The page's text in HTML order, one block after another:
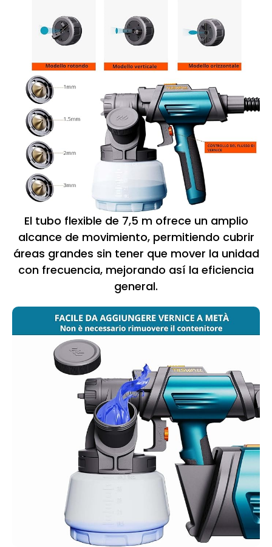
El tubo flexible de 7,5 m ofrece un amplio
alcance de movimiento, permitiendo cubrir
áreas grandes sin tener que mover la unidad
con frecuencia, mejorando así la eficiencia
general.